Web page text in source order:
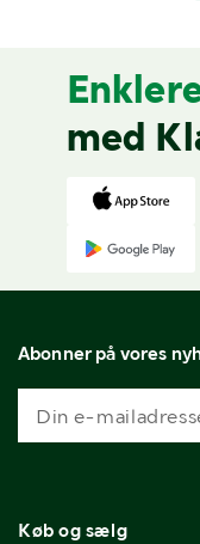
med
Abonner på vores
Køb og sælg